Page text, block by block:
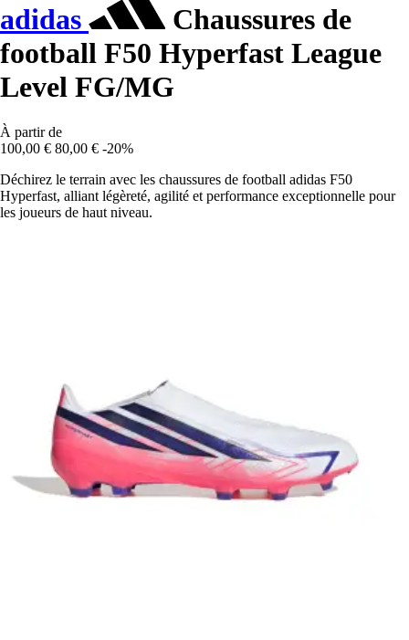
adidas
Chaussures de
football F50 Hyperfast League
Level FG/MG
À partir de
100,00 € 80,00 € -20%
Déchirez le terrain avec les chaussures de football adidas F50
Hyperfast, alliant légèreté, agilité et performance exceptionnelle pour
les joueurs de haut niveau.